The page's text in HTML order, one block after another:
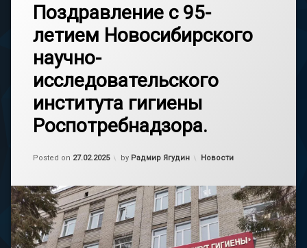
Поздравление с 95-
летием Новосибирского
научно-
исследовательского
института гигиены
Роспотребнадзора.
Posted on 27.02.2025
Обновлено на 27.02.2025
by Радмир Ягудин Категории:
Новости